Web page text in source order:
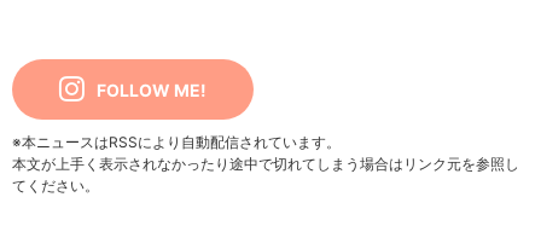
FOLLOW ME!
※本ニュースはRSSにより自動配信されています。
本文が上手く表示されなかったり途中で切れてしまう場合はリンク元を参照し
てください。